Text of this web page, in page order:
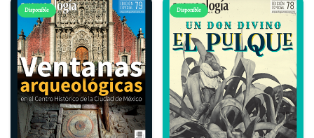
Disponible Disponible